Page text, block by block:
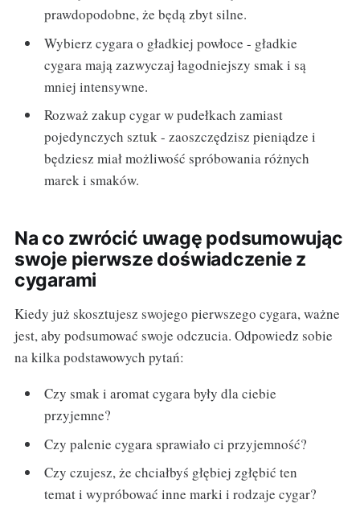
prawdopodobne, że będą zbyt silne.
Wybierz cygara o gładkiej powłoce - gładkie
cygara mają zazwyczaj łagodniejszy smak i są
mniej intensywne.
Rozważ zakup cygar w pudełkach zamiast
pojedynczych sztuk - zaoszczędzisz pieniądze i
będziesz miał możliwość spróbowania różnych
marek i smaków.
Na co zwrócić uwagę podsumowując
swoje pierwsze doświadczenie z
cygarami
Kiedy już skosztujesz swojego pierwszego cygara, ważne
jest, aby podsumować swoje odczucia. Odpowiedz sobie
na kilka podstawowych pytań:
Czy smak i aromat cygara były dla ciebie
przyjemne?
Czy palenie cygara sprawiało ci przyjemność?
Czy czujesz, że chciałbyś głębiej zgłębić ten
temat i wypróbować inne marki i rodzaje cygar?